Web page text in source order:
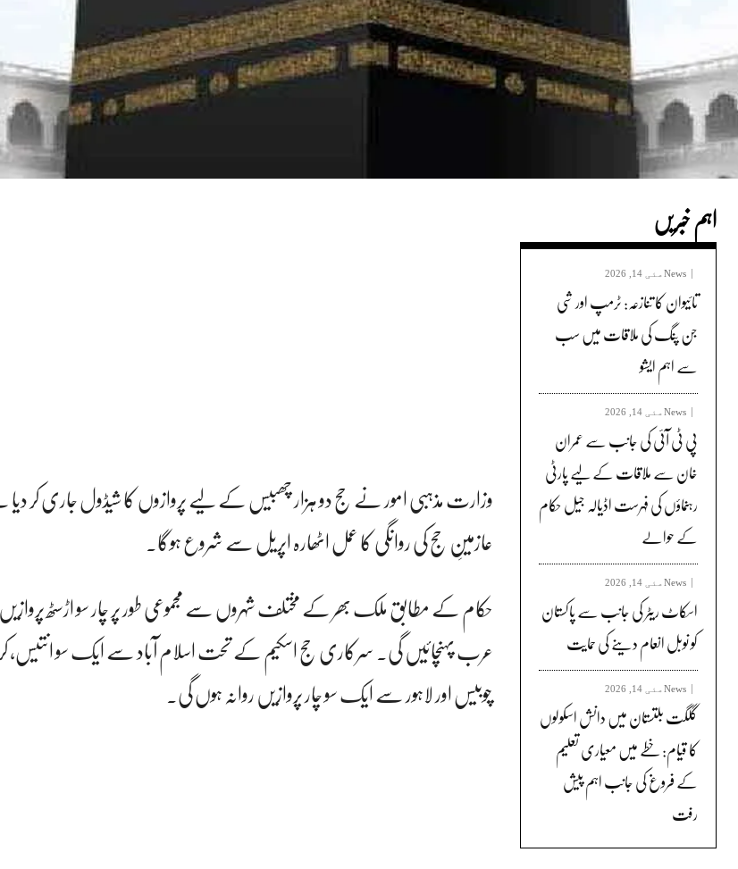
وزارت مذہبی امور نے حج دو ہزار چھبیس کے لیے پروازوں کا شیڈول جاری کر
عازمینِ حج کی روانگی کا عمل اٹھارہ اپریل سے شروع ہوگا۔
حکام کے مطابق ملک بھر کے مختلف شہروں سے مجموعی طور پر چار سو اڑسٹھ
عرب پہنچائیں گی۔ سرکاری حج اسکیم کے تحت اسلام آباد سے ایک سو
چوبیس اور لاہور سے ایک سو چار پروازیں روانہ ہوں گی۔
اہم خبریں
News مئی 14, 2026
تائیوان کا تنازعہ: ٹرمپ اور شی
جن پنگ کی ملاقات میں سب
سے اہم ایشو
News مئی 14, 2026
پی ٹی آئی کی جانب سے عمران
خان سے ملاقات کے لیے پارٹی
رہنماؤں کی فہرست اڈیالہ جیل حکام
کے حوالے
News مئی 14, 2026
اسکاٹ ریٹر کی جانب سے پاکستان
کو نوبل انعام دینے کی حمایت
News مئی 14, 2026
گلگت بلتستان میں دانش اسکولوں
کا قیام: خطے میں معیاری تعلیم
کے فروغ کی جانب اہم پیش
رفت